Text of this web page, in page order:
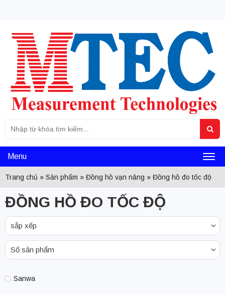
kiếm
Menu
Trang chủ » Sản phẩm » Đồng hồ vạn năng » Đồng hồ đo tốc độ
ĐỒNG HỒ ĐO TỐC ĐỘ
sắp xếp
Số sản phẩm
Sanwa